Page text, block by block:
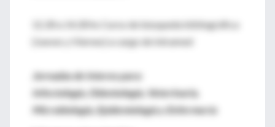
12,30 a 14,30 hs Curso de búsqueda bibliográfica
(Jueves y Viernes) a cargo de Intramed
Jornadas de Interes para:
Infectología, Odontología, Veterinaria,
Microbiología, Epidemiología y Enfermería